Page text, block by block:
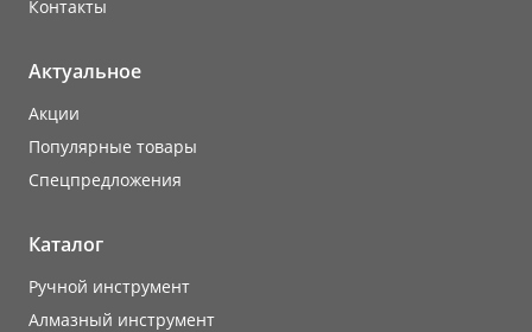
Контакты
Актуальное
Акции
Популярные товары
Cпецпредложения
Каталог
Ручной инструмент
Алмазный инструмент